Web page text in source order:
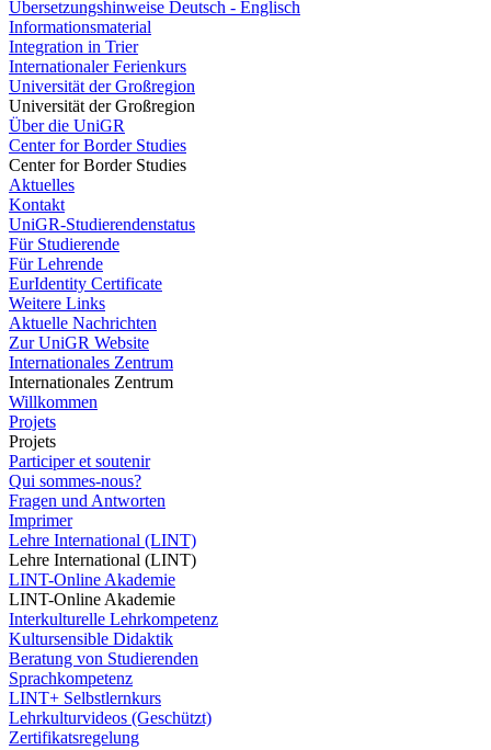
Übersetzungshinweise Deutsch - Englisch
Informationsmaterial
Integration in Trier
Internationaler Ferienkurs
Universität der Großregion
Universität der Großregion
Über die UniGR
Center for Border Studies
Center for Border Studies
Aktuelles
Kontakt
UniGR-Studierendenstatus
Für Studierende
Für Lehrende
EurIdentity Certificate
Weitere Links
Aktuelle Nachrichten
Zur UniGR Website
Internationales Zentrum
Internationales Zentrum
Willkommen
Projets
Projets
Participer et soutenir
Qui sommes-nous?
Fragen und Antworten
Imprimer
Lehre International (LINT)
Lehre International (LINT)
LINT-Online Akademie
LINT-Online Akademie
Interkulturelle Lehrkompetenz
Kultursensible Didaktik
Beratung von Studierenden
Sprachkompetenz
LINT+ Selbstlernkurs
Lehrkulturvideos (Geschützt)
Zertifikatsregelung